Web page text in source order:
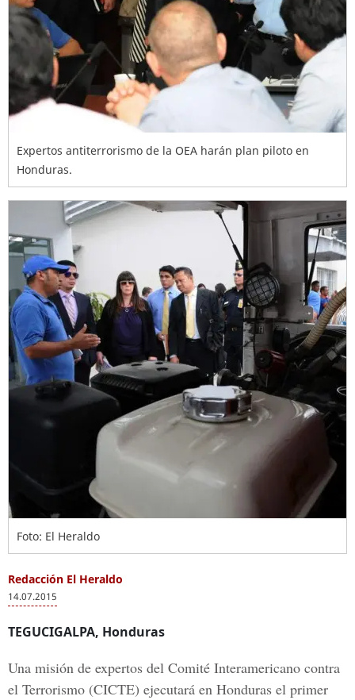
Expertos antiterrorismo de la OEA harán plan piloto en
Honduras.
Foto: El Heraldo
Redacción El Heraldo
14.07.2015
TEGUCIGALPA, Honduras
Una misión de expertos del Comité Interamericano contra
el Terrorismo (CICTE) ejecutará en Honduras el primer